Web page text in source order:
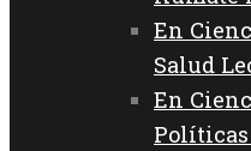
En
Salud
En
Políticas